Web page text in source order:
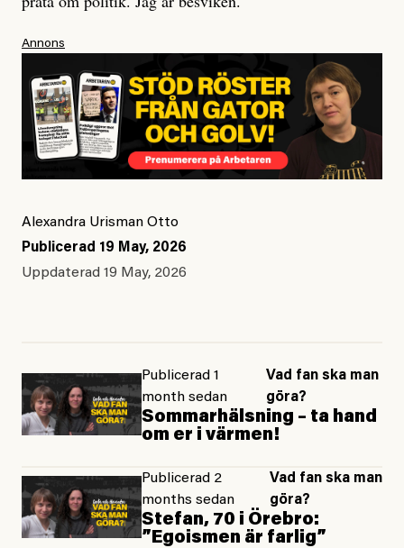
Annons
Alexandra Urisman Otto
Publicerad 19 May, 2026
Uppdaterad 19 May, 2026
Publicerad 1
month sedan
Vad fan ska man
göra?
Sommarhälsning – ta hand
om er i värmen!
Publicerad 2
months sedan
Vad fan ska man
göra?
Stefan, 70 i Örebro:
”Egoismen är farlig”